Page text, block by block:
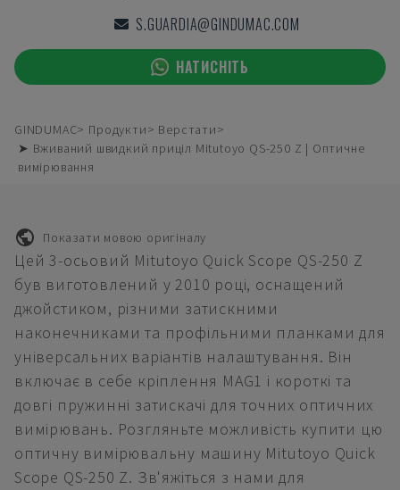
S.GUARDIA@GINDUMAC.COM
НАТИСНІТЬ
GINDUMAC Продукти
Верстати
➤ Вживаний швидкий приціл Mitutoyo QS-250 Z | Оптичне
вимірювання
Показати мовою оригіналу
Цей 3-осьовий Mitutoyo Quick Scope QS-250 Z
був виготовлений у 2010 році, оснащений
джойстиком, різними затискними
наконечниками та профільними планками для
універсальних варіантів налаштування. Він
включає в себе кріплення MAG1 і короткі та
довгі пружинні затискачі для точних оптичних
вимірювань. Розгляньте можливість купити цю
оптичну вимірювальну машину Mitutoyo Quick
Scope QS-250 Z. Зв'яжіться з нами для